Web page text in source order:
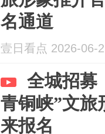
名通道
壹日看点 2026-06-
全城招募
青铜峡”文旅
来报名